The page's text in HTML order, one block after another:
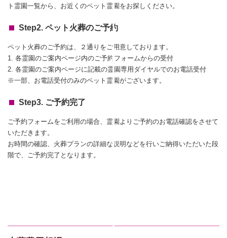
ト霊園一覧から、お近くのペット霊園をお探しください。
Step2. ペット火葬のご予約
ペット火葬のご予約は、２通りをご用意しております。
1. 各霊園のご案内ページ内のご予約フォームからの受付
2. 各霊園のご案内ページに記載の霊園専用ダイヤルでのお電話受付
※一部、お電話受付のみのペット霊園がございます。
Step3. ご予約完了
ご予約フォームをご利用の場合、霊園よりご予約のお電話確認をさせて
いただきます。
お時間の確認、火葬プランの詳細な説明などを行いご納得いただいた段
階で、ご予約完了となります。